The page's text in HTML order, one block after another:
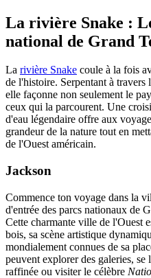
La rivière Snake :
national de Grand
La rivière Snake coule à la fois
de l'histoire. Serpentant à
elle façonne non seulement le
ceux qui la parcourent. Une
d'eau légendaire offre aux
grandeur de la nature tout en
de l'Ouest américain.
Jackson
Commence ton voyage dans la
d'entrée des parcs nationaux de
Cette charmante ville de l'Ouest
bois, sa scène artistique
mondialement connues de sa
peuvent explorer des galeries, se
raffinée ou visiter le célèbre